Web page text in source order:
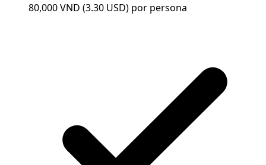
80,000 VND (3.30 USD) por persona